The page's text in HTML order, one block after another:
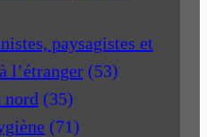
paysagistes et
l’étranger (53)
nord (35)
(71)